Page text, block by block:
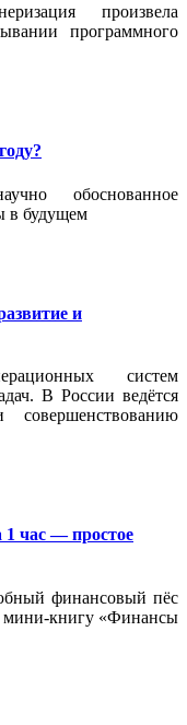
произвела
программного
обоснованное
в будущем
и
систем
В России ведётся
час — простое
финансовый пёс
«Финансы